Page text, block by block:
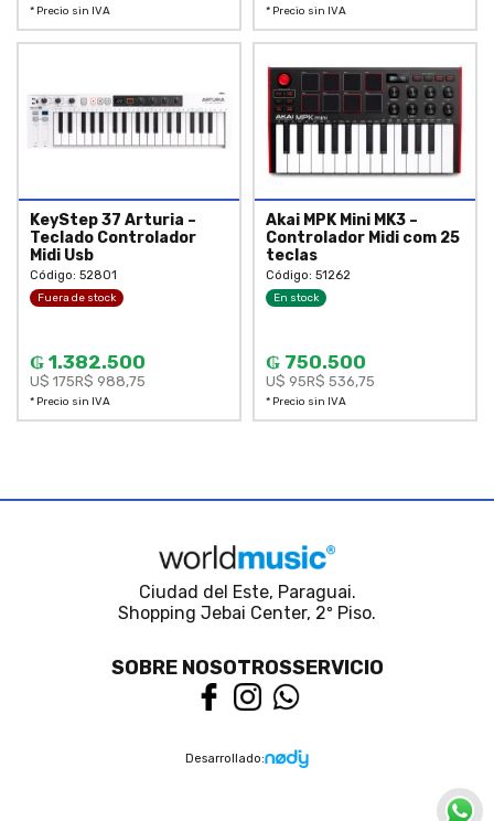
* Precio sin IVA * Precio sin IVA
KeyStep 37 Arturia –
Teclado Controlador
Midi Usb
Código: 52801
Fuera de stock
₲ 1.382.500
U$ 175R$ 988,75
* Precio sin IVA
Akai MPK Mini MK3 –
Controlador Midi com 25
teclas
Código: 51262
En stock
₲ 750.500
U$ 95R$ 536,75
* Precio sin IVA
Ciudad del Este, Paraguai.
Shopping Jebai Center, 2º Piso.
SOBRE NOSOTROSSERVICIO
Desarrollado: